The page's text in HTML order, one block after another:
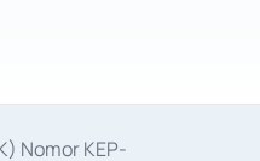
Nomor KEP-